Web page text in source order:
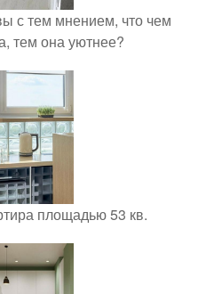
с тем мнением, что чем
тем она уютнее?
площадью 53 кв.